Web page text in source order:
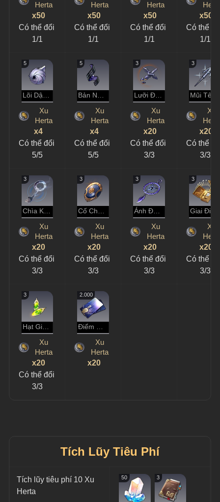
Herta
x50
Có thể đổi
1/1
Herta
x50
Có thể đổi
1/1
Herta
x50
Có thể đổi
1/1
Herta
x50
Có thể
1/1
5
Lõi Dập Tắt
Xu
Herta
x4
Có thể đổi
5/5
5
Bản Năng Tranh Đoạt
Xu
Herta
x4
Có thể đổi
5/5
3
Lưỡi Đao Tử Vong
Xu
Herta
x20
Có thể đổi
3/3
3
Xu
Herta
x20
Có thể
3/3
3
Chìa Khóa Linh Cảm
Xu
Herta
x20
Có thể đổi
3/3
3
Cố Chấp Của Đồng
Xu
Herta
x20
Có thể đổi
3/3
3
Ánh Đen U Tối
Xu
Herta
x20
Có thể đổi
3/3
3
Xu
Herta
x20
Có thể
3/3
3
Hạt Giống Trù Phú
Xu
Herta
x20
Có thể đổi
3/3
2.000
Điểm Tín Dụng
Xu
Herta
x20
Tích Lũy Tiêu Phí
Tích lũy tiêu phí 10 Xu
Herta
50 3